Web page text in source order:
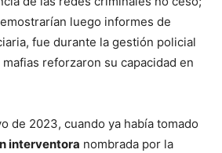
luego informes de
fue durante la gestión policial
reforzaron su capacidad en
de 2023, cuando ya había tomado
interventora nombrada por la